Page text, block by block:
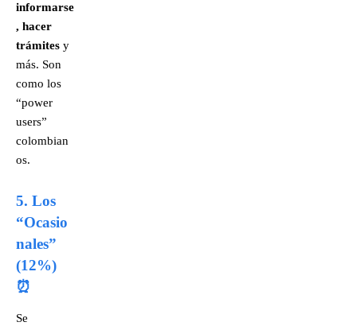
informarse
, hacer
trámites y
más. Son
como los
“power
users”
colombian
os.
5. Los
“Ocasio
nales”
(12%)
⏰
Se